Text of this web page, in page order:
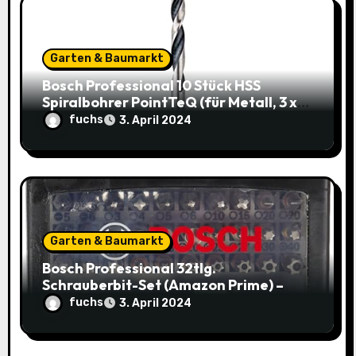
t
i
n
Garten & Baumarkt
Bosch Professional 10 Stück HSS
Spiralbohrer PointTeQ (für Metall, 3 x
33 x 61 mm) – Top Deal: 3,49€ statt
8,48€
fuchs 3. April 2024
Garten & Baumarkt
Bosch Professional 32tlg.
Schrauberbit-Set (Amazon Prime) –
Jetzt nur 9,95€ statt 14,29€
fuchs 3. April 2024